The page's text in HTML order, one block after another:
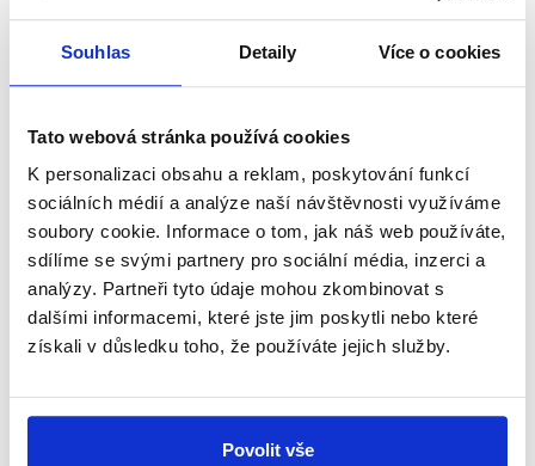
Souhlas Detaily Více o cookies
Tato webová stránka používá cookies
K personalizaci obsahu a reklam, poskytování funkcí
sociálních médií a analýze naší návštěvnosti využíváme
soubory cookie. Informace o tom, jak náš web používáte,
sdílíme se svými partnery pro sociální média, inzerci a
analýzy. Partneři tyto údaje mohou zkombinovat s
dalšími informacemi, které jste jim poskytli nebo které
získali v důsledku toho, že používáte jejich služby.
Povolit vše
přehled o tom, jaké dezinformace a
Newsletter WhatsApp
Sociální sítě
Nenechte si ujít nejnovější události
z Demagog.cz. Sdílením našich
příspěvků přátelům podpoříte naši